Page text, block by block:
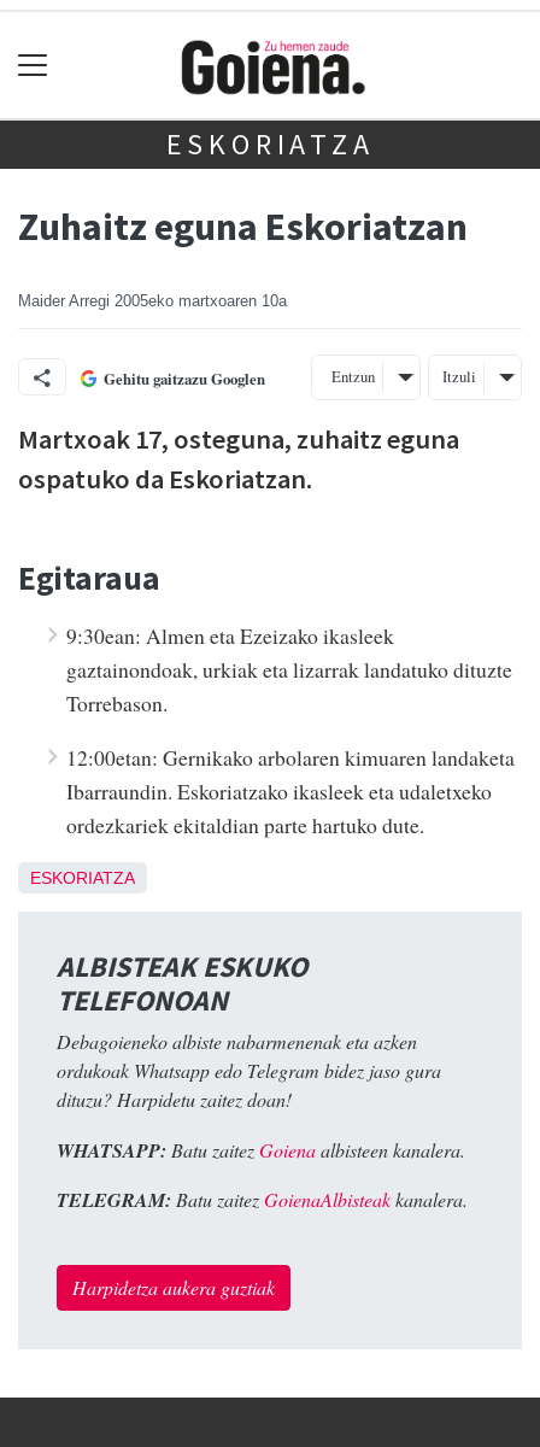
ESKORIATZA
Zuhaitz eguna Eskoriatzan
Maider Arregi 2005eko martxoaren 10a
Gehitu gaitzazu Googlen Entzun Itzuli
Martxoak 17, osteguna, zuhaitz eguna
ospatuko da Eskoriatzan.
Egitaraua
9:30ean: Almen eta Ezeizako ikasleek
gaztainondoak, urkiak eta lizarrak landatuko dituzte
Torrebason.
12:00etan: Gernikako arbolaren kimuaren landaketa
Ibarraundin. Eskoriatzako ikasleek eta udaletxeko
ordezkariek ekitaldian parte hartuko dute.
ESKORIATZA
ALBISTEAK ESKUKO
TELEFONOAN
Debagoieneko albiste nabarmenenak eta azken
ordukoak Whatsapp edo Telegram bidez jaso gura
dituzu? Harpidetu zaitez doan!
WHATSAPP: Batu zaitezGoienaalbisteen kanalera.
TELEGRAM: Batu zaitezGoienaAlbisteakkanalera.
Harpidetza aukera guztiak